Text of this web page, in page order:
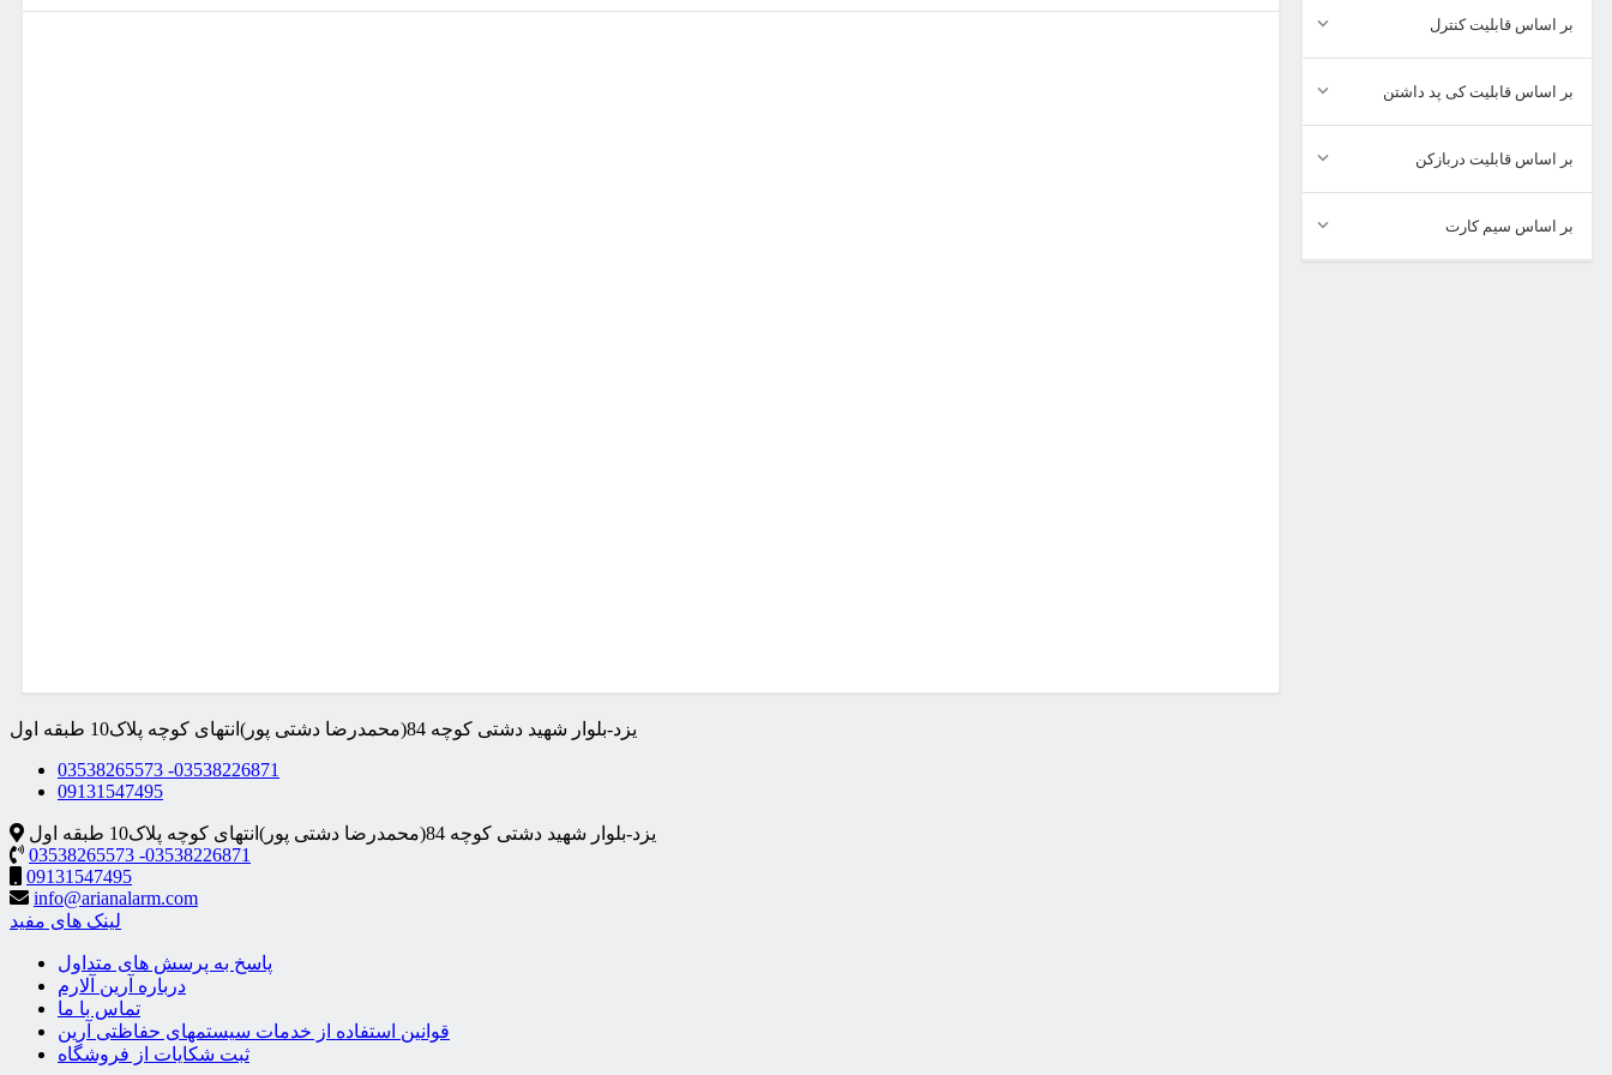
بر اساس قابلیت کنترل
بر اساس قابلیت کی پد داشتن
بر اساس قابلیت دربازکن
بر اساس سیم کارت
یزد-بلوار شهید دشتی کوچه 84(محمدرضا دشتی پور)انتهای کوچه پلاک10 طبقه اول
03538265573 -03538226871
09131547495
یزد-بلوار شهید دشتی کوچه 84(محمدرضا دشتی پور)انتهای کوچه پلاک10 طبقه اول
03538265573 -03538226871
09131547495
info@arianalarm.com
لینک های مفید
پاسخ به پرسش های متداول
درباره آرین آلارم
تماس با ما
قوانین استفاده از خدمات سیستمهای حفاظتی آرين
ثبت شکایات از فروشگاه